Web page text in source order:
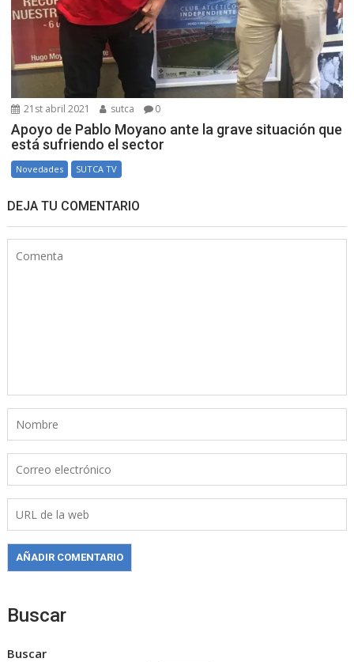
21st abril 2021 sutca 0
Apoyo de Pablo Moyano ante la grave situación que
está sufriendo el sector
Novedades SUTCA TV
DEJA TU COMENTARIO
Buscar
Buscar